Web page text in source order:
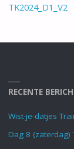
TK2024_D1_V2
RECENTE
Wist-je-datjes
Dag 8 (zaterdag)